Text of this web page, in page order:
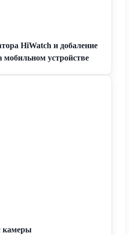
HiWatch и добаление
мобильном устройстве
камеры